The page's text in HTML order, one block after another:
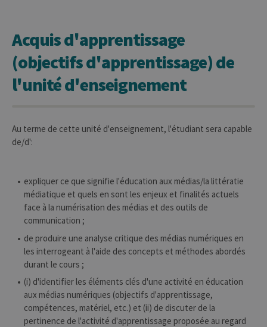
Acquis d'apprentissage
(objectifs d'apprentissage) de
l'unité d'enseignement
Au terme de cette unité d'enseignement, l'étudiant sera capable
de/d':
expliquer ce que signifie l'éducation aux médias/la littératie
médiatique et quels en sont les enjeux et finalités actuels
face à la numérisation des médias et des outils de
communication ;
de produire une analyse critique des médias numériques en
les interrogeant à l'aide des concepts et méthodes abordés
durant le cours ;
(i) d'identifier les éléments clés d'une activité en éducation
aux médias numériques (objectifs d'apprentissage,
compétences, matériel, etc.) et (ii) de discuter de la
pertinence de l'activité d'apprentissage proposée au regard